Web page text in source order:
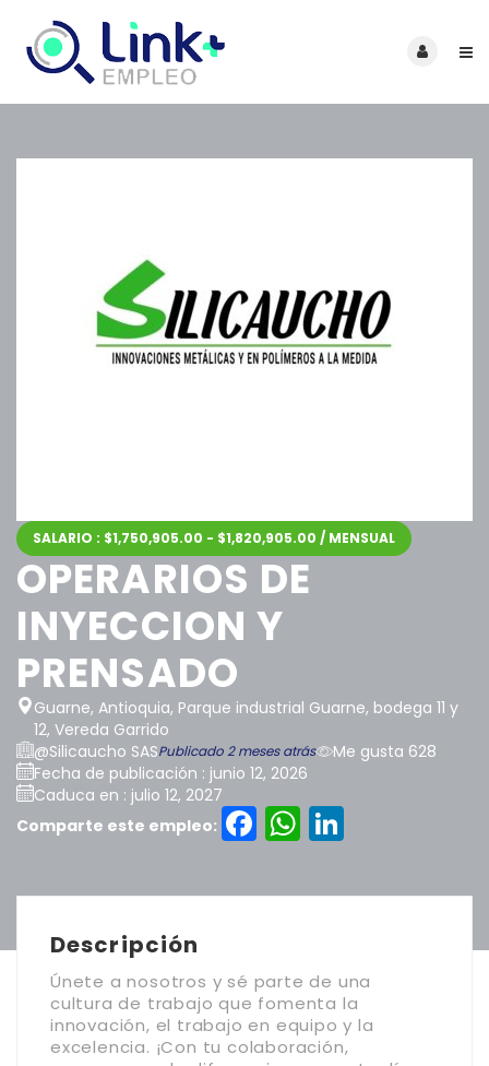
SALARIO : $1,750,905.00 - $1,820,905.00 / MENSUAL
OPERARIOS DE
INYECCION Y
PRENSADO
Guarne, Antioquia, Parque industrial Guarne, bodega 11 y
12, Vereda Garrido
@Silicaucho SASPublicado 2 meses atrás
Me gusta 628
Fecha de publicación : junio 12, 2026
Caduca en : julio 12, 2027
Comparte este empleo:
Facebook
Descripción
Únete a nosotros y sé parte de una
cultura de trabajo que fomenta la
innovación, el trabajo en equipo y la
excelencia. ¡Con tu colaboración,